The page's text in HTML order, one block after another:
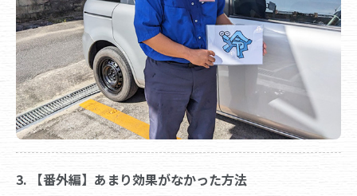
3. 【番外編】あまり効果がなかった方法